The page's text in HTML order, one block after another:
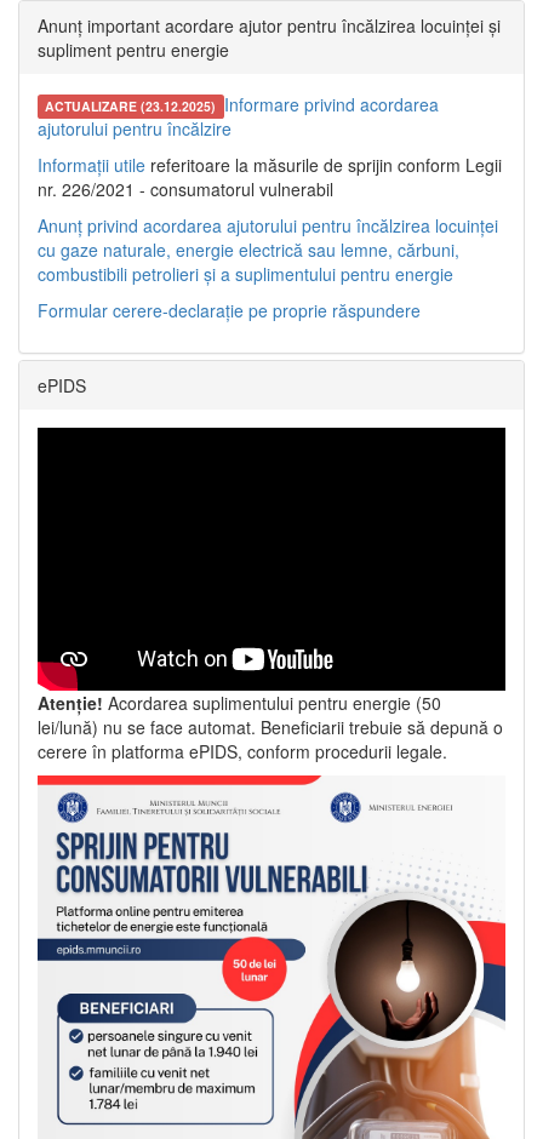
Anunț important acordare ajutor pentru încălzirea locuinței și
supliment pentru energie
ACTUALIZARE (23.12.2025) Informare privind acordarea
ajutorului pentru încălzire
Informații utile referitoare la măsurile de sprijin conform Legii
nr. 226/2021 - consumatorul vulnerabil
Anunț privind acordarea ajutorului pentru încălzirea locuinței
cu gaze naturale, energie electrică sau lemne, cărbuni,
combustibili petrolieri și a suplimentului pentru energie
Formular cerere-declarație pe proprie răspundere
ePIDS
Atenție! Acordarea suplimentului pentru energie (50
lei/lună) nu se face automat. Beneficiarii trebuie să depună o
cerere în platforma ePIDS, conform procedurii legale.